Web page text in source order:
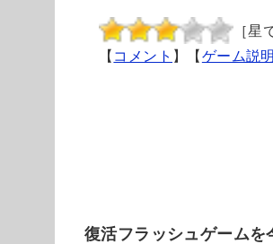
［星
【 コメント 】【 ゲーム説明
復活フラッシュゲームを